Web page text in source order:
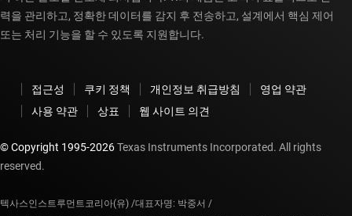
력을 관리하고, 정확한 데이터를 감지 후 전송하고, 설계에서 핵심 제어
또는 처리 기능을 할 수 있도록 지원합니다.
접근성 쿠키 정책 개인정보 취급방침
영업 약관
사용 약관
상표 웹 사이트 의견
© Copyright 1995-2026Texas Instruments Incorporated. All rights
reserved.
텍사스인스트루먼트코리아(유) /대표자명: 박중서 /